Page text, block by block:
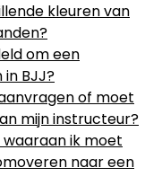
kleuren van
om een
BJJ?
of moet
mijn instructeur?
ik moet
naar een